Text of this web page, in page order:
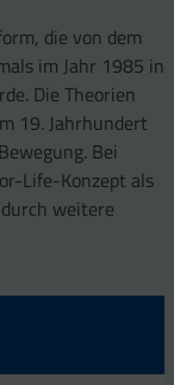
die von dem
im Jahr 1985 in
Die Theorien
19. Jahrhundert
Bei
Life-Konzept als
weitere